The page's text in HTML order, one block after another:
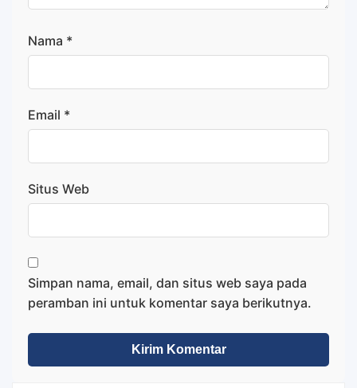
Nama *
Email *
Situs Web
Simpan nama, email, dan situs web saya pada
peramban ini untuk komentar saya berikutnya.